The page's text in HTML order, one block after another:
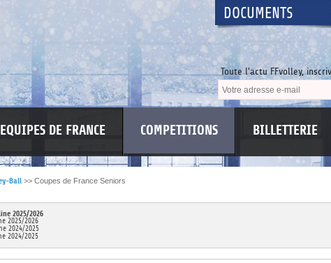
DOCUMENTS
Toute l'actu FFvolley,
EQUIPES DE FRANCE COMPETITIONS BILLETTERIE
SPONSO
Ball >> Coupes de France Seniors
2025/2026
2025/2026
2024/2025
2024/2025